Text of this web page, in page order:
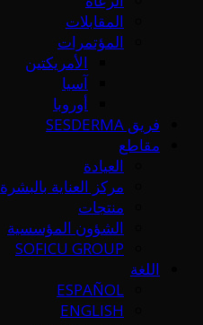
المقابلات
المؤتمرات
الأمريكتين
آسيا
أوروبا
فريق SESDERMA
مقاطع
العيادة
مركز العناية بالبشرة
منتجات
الشؤون المؤسسية
SOFICU GROUP
اللغة
ESPAÑOL
ENGLISH